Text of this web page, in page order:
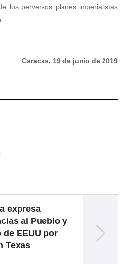
los perversos planes imperialistas
Caracas, 19 de junio de 2019
expresa
al Pueblo y
de EEUU por
Texas
de